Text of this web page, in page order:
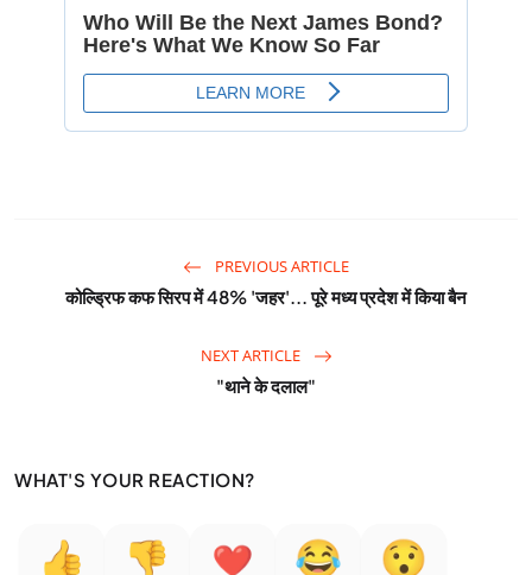
PREVIOUS ARTICLE
कोल्ड्रिफ कफ सिरप में 48% 'जहर'... पूरे मध्य प्रदेश में किया बैन
NEXT ARTICLE
"थाने के दलाल"
WHAT'S YOUR REACTION?